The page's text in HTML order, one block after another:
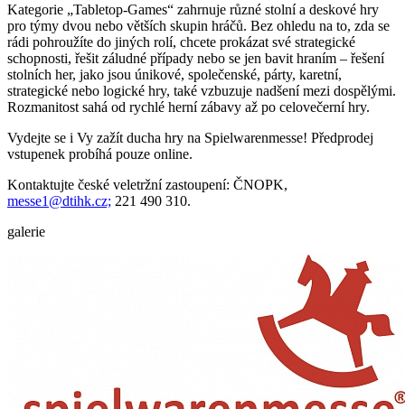
Kategorie „Tabletop-Games“ zahrnuje různé stolní a deskové hry
pro týmy dvou nebo větších skupin hráčů. Bez ohledu na to, zda se
rádi pohroužíte do jiných rolí, chcete prokázat své strategické
schopnosti, řešit záludné případy nebo se jen bavit hraním – řešení
stolních her, jako jsou únikové, společenské, párty, karetní,
strategické nebo logické hry, také vzbuzuje nadšení mezi dospělými.
Rozmanitost sahá od rychlé herní zábavy až po celovečerní hry.
Vydejte se i Vy zažít ducha hry na Spielwarenmesse! Předprodej
vstupenek probíhá pouze online.
Kontaktujte české veletržní zastoupení: ČNOPK,
messe1@dtihk.cz; 221 490 310.
galerie